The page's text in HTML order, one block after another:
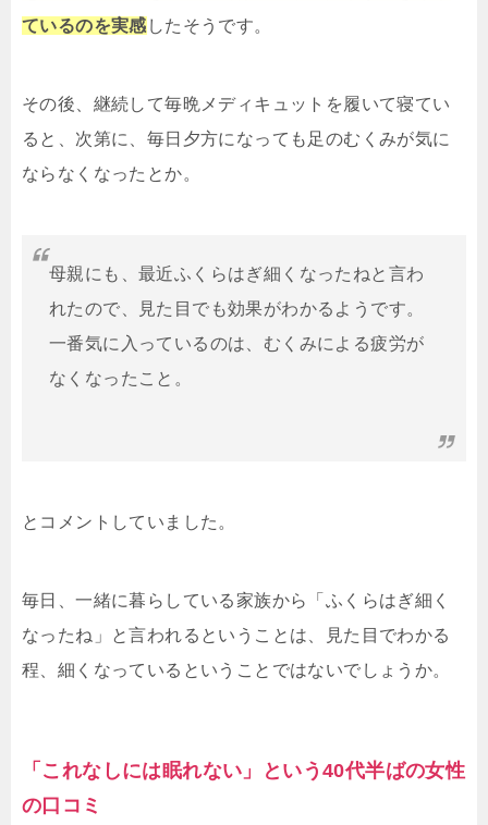
ているのを実感 したそうです。
その後、継続して毎晩メディキュットを履いて寝てい
ると、次第に、毎日夕方になっても足のむくみが気に
ならなくなったとか。
母親にも、最近ふくらはぎ細くなったねと言わ
れたので、見た目でも効果がわかるようです。
一番気に入っているのは、むくみによる疲労が
なくなったこと。
とコメントしていました。
毎日、一緒に暮らしている家族から「ふくらはぎ細く
なったね」と言われるということは、見た目でわかる
程、細くなっているということではないでしょうか。
「これなしには眠れない」という40代半ばの女性
の口コミ